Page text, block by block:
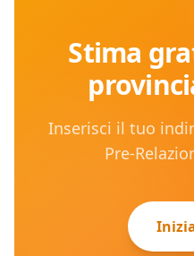
Stima
Inserisci il tuo
Pre-